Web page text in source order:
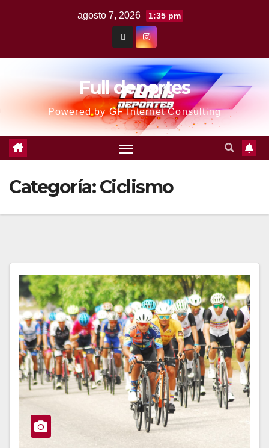
agosto 7, 2026 1:35 pm
Full deportes
Powered by GF Internet Consulting
Categoría:Ciclismo